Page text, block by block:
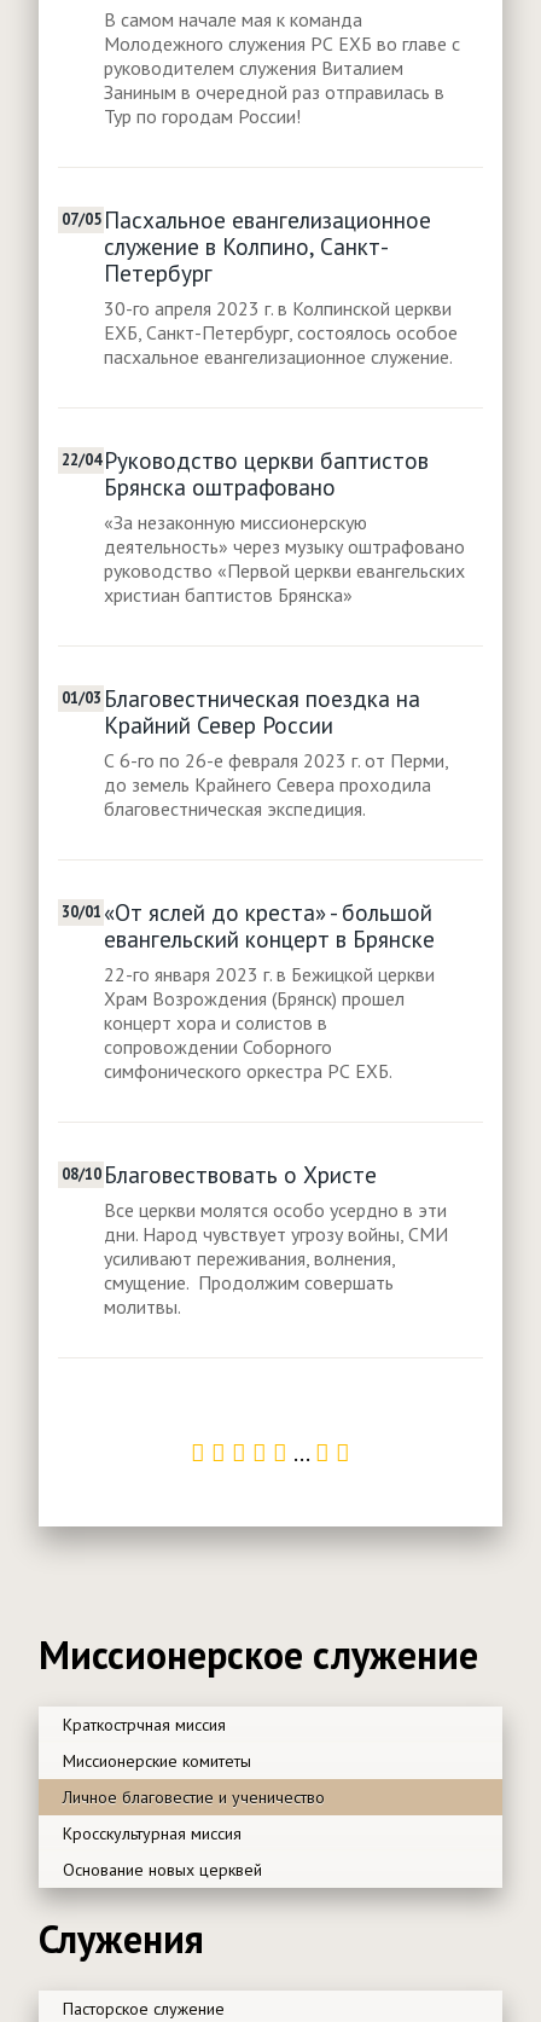
В самом начале мая к команда
Молодежного служения РС ЕХБ во главе с
руководителем служения Виталием
Заниным в очередной раз отправилась в
Тур по городам России!
07/05 Пасхальное евангелизационное
служение в Колпино, Санкт-
Петербург
30-го апреля 2023 г. в Колпинской церкви
ЕХБ, Санкт-Петербург, состоялось особое
пасхальное евангелизационное служение.
22/04 Руководство церкви баптистов
Брянска оштрафовано
«За незаконную миссионерскую
деятельность» через музыку оштрафовано
руководство «Первой церкви евангельских
христиан баптистов Брянска»
01/03 Благовестническая поездка на
Крайний Север России
С 6-го по 26-е февраля 2023 г. от Перми,
до земель Крайнего Севера проходила
благовестническая экспедиция.
30/01 «От яслей до креста» - большой
евангельский концерт в Брянске
22-го января 2023 г. в Бежицкой церкви
Храм Возрождения (Брянск) прошел
концерт хора и солистов в
сопровождении Соборного
симфонического оркестра РС ЕХБ.
08/10 Благовествовать о Христе
Все церкви молятся особо усердно в эти
дни. Народ чувствует угрозу войны, СМИ
усиливают переживания, волнения,
смущение. Продолжим совершать
молитвы.
...
Миссионерское служение
Краткострчная миссия
Миссионерские комитеты
Личное благовестие и ученичество
Кросскультурная миссия
Основание новых церквей
Служения
Пасторское служение